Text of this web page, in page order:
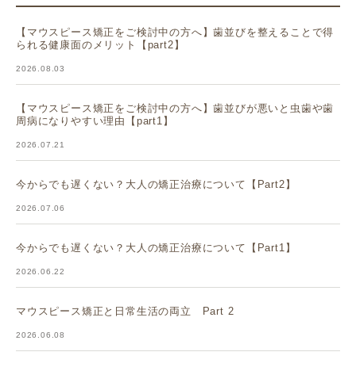
【マウスピース矯正をご検討中の方へ】歯並びを整えることで得
られる健康面のメリット【part2】
2026.08.03
【マウスピース矯正をご検討中の方へ】歯並びが悪いと虫歯や歯
周病になりやすい理由【part1】
2026.07.21
今からでも遅くない？大人の矯正治療について【Part2】
2026.07.06
今からでも遅くない？大人の矯正治療について【Part1】
2026.06.22
マウスピース矯正と日常生活の両立 Part 2
2026.06.08